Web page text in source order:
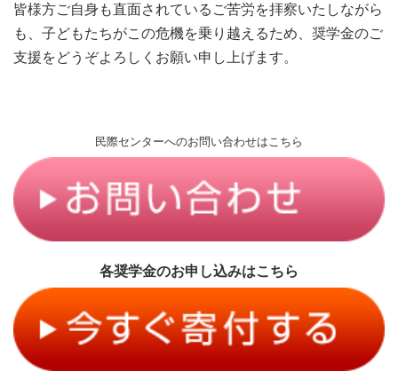
皆様⽅ご⾃⾝も直⾯されているご苦労を拝察いたしながら
も、子どもたちがこの危機を乗り越えるため、奨学金のご
支援をどうぞよろしくお願い申し上げます。
民際センターへのお問い合わせはこちら
各奨学金のお申し込みはこちら